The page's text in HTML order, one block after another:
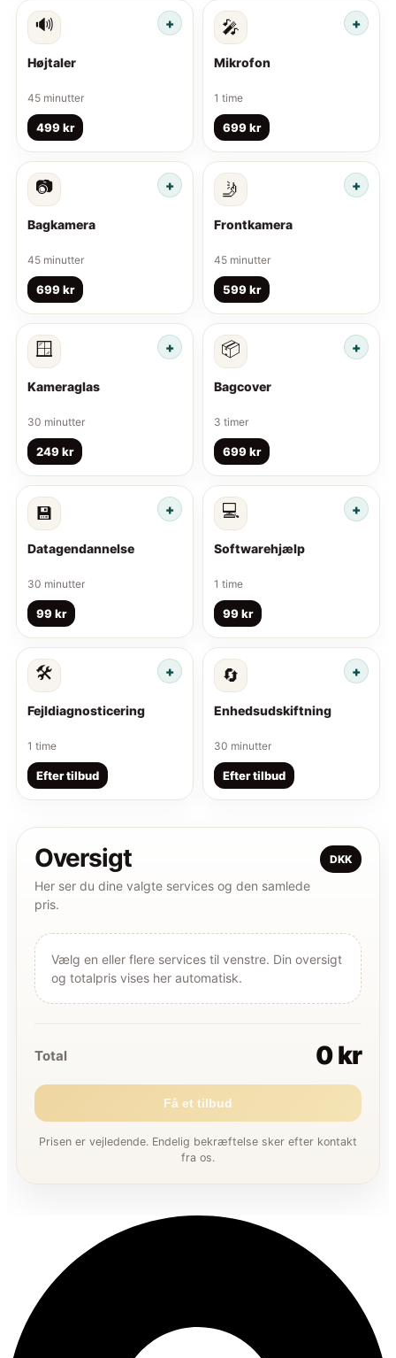
🔊
Højtaler
45 minutter
499 kr
🎤
Mikrofon
1 time
699 kr
📷
Bagkamera
45 minutter
699 kr
🤳
Frontkamera
45 minutter
599 kr
🪟
Kameraglas
30 minutter
249 kr
📦
Bagcover
3 timer
699 kr
💾
Datagendannelse
30 minutter
99 kr
💻
Softwarehjælp
1 time
99 kr
🛠️
Fejldiagnosticering
1 time
Efter tilbud
🔄
Enhedsudskiftning
30 minutter
Efter tilbud
Oversigt
Her ser du dine valgte services og den samlede
pris.
DKK
Vælg en eller flere services til venstre. Din oversigt
og totalpris vises her automatisk.
Total 0 kr
Få et tilbud
Prisen er vejledende. Endelig bekræftelse sker efter kontakt
fra os.